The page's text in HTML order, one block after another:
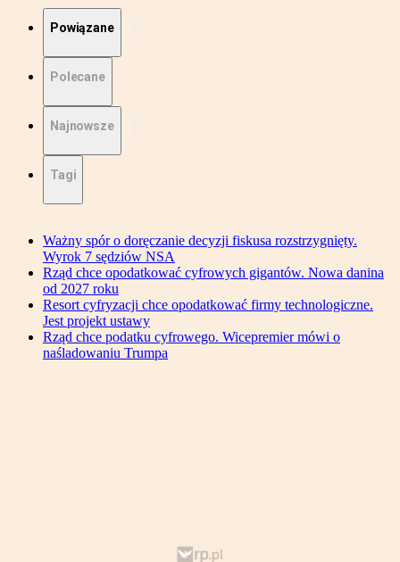
Powiązane
Polecane
Najnowsze
Tagi
Ważny spór o doręczanie decyzji fiskusa rozstrzygnięty.
Wyrok 7 sędziów NSA
Rząd chce opodatkować cyfrowych gigantów. Nowa danina
od 2027 roku
Resort cyfryzacji chce opodatkować firmy technologiczne.
Jest projekt ustawy
Rząd chce podatku cyfrowego. Wicepremier mówi o
naśladowaniu Trumpa